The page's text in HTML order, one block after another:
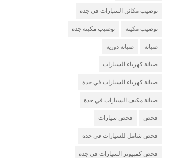
توضيب مكائن السيارات في جدة
توضيب مكينة توضيب مكينة جدة
صيانة صيانة دورية
صيانة كهرباء السيارات
صيانة كهرباء السيارات في جدة
صيانة مكيف السيارات في جدة
فحص فحص سيارات
فحص شامل للسيارات في جدة
فحص كمبيوتر السيارات في جدة